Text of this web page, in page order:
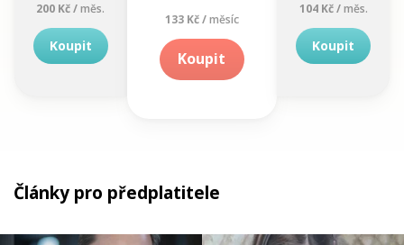
200 Kč /měs.
Koupit
133 Kč /měsíc
Koupit
104 Kč /měs.
Koupit
Články pro předplatitele